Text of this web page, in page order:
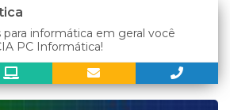
informática em geral você
PC Informática!